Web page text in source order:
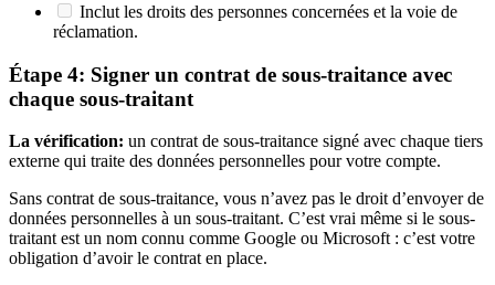
Inclut les droits des personnes concernées et la voie de
réclamation.
Étape 4: Signer un contrat de sous-traitance avec
chaque sous-traitant
La vérification: un contrat de sous-traitance signé avec chaque tiers
externe qui traite des données personnelles pour votre compte.
Sans contrat de sous-traitance, vous n’avez pas le droit d’envoyer de
données personnelles à un sous-traitant. C’est vrai même si le sous-
traitant est un nom connu comme Google ou Microsoft : c’est votre
obligation d’avoir le contrat en place.